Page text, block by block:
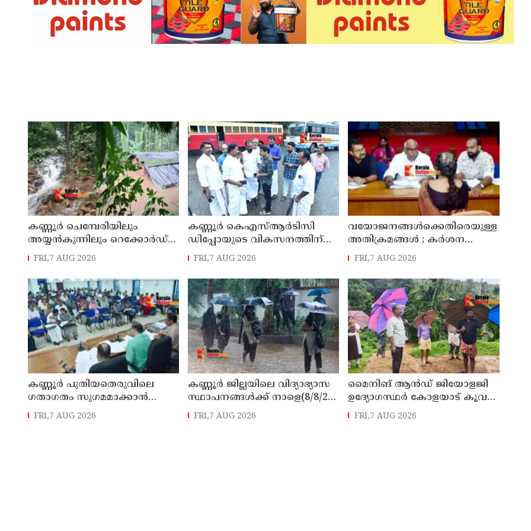
കണ്ണൂർ ചെമ്പേരിയിലും
അയ്യൻകുന്നിലും റെക്കോർഡ്
മഴ ; ഉദയഗിരിയിൽ നേരിയ
ക്യാമ്പിലേക്ക് മാറ്റി
FRI,7 AUG 2026
കണ്ണൂർ കെഎസ്ആർടിസി
ഡിപ്പോയുടെ വികസനത്തിന്
മാസ്റ്റർ പ്ലാൻ തയ്യാറാക്കി
എം എൽ എ
FRI,7 AUG 2026
വയോജനങ്ങൾക്കെതിരെയുള്ള
അതിക്രമങ്ങൾ ; കർശന
നടപടി സ്വീകരിക്കുമെന്ന്
FRI,7 AUG 2026
കണ്ണൂർ പുതിയതെരുവിലെ
ഗതാഗതം സുഗമമാക്കാന്‍
നടപടികള്‍ സ്വീകരിക്കും
FRI,7 AUG 2026
കണ്ണൂർ ജില്ലയിലെ വിദ്യാഭ്യാസ
സ്ഥാപനങ്ങള്‍ക്ക് നാളെ(8/8/26)
അവധി പ്രഖ്യാപിച്ചു
FRI,7 AUG 2026
മൈനിങ് ആൻഡ്​ ജിയോളജി
ഉദ്യോഗസ്ഥർ കോളയാട് കൂവ
ഉന്നതി സന്ദർശിച്ചു
FRI,7 AUG 2026